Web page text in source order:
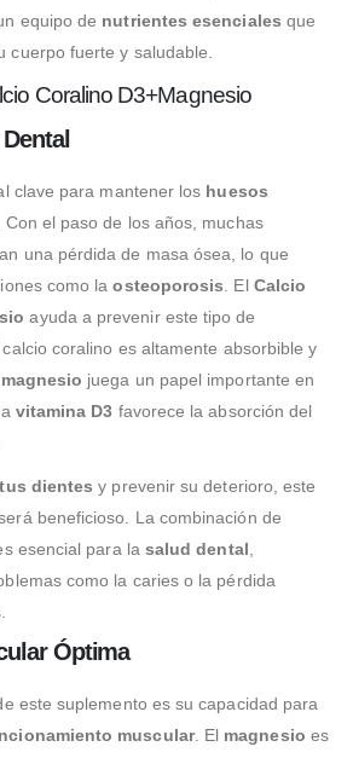
equipo de nutrientes esenciales que
cuerpo fuerte y saludable.
Coralino D3+Magnesio
clave para mantener los huesos
Con el paso de los años, muchas
una pérdida de masa ósea, lo que
como laosteoporosis . El Calcio
ayuda a prevenir este tipo de
coralino es altamente absorbible y
magnesio juega un papel importante en
vitamina D3 favorece la absorción del
dientes y prevenir su deterioro, este
beneficioso. La combinación de
esencial para la salud dental
como la caries o la pérdida
Óptima
este suplemento es su capacidad para
muscular. El magnesio es